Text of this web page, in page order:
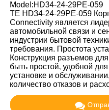
Model:HD34-24-29PE-059
TE HD34-24-29PE-059
Connectivity является
автомобильной связи и
индустрии бытовой
требования. Простота
Конструкция разъемов
быть простой, удобной
установке и
количество отказов и